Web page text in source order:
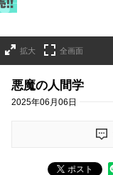
拡大 全画面
悪魔の人間学
2025年06月06日
ポスト